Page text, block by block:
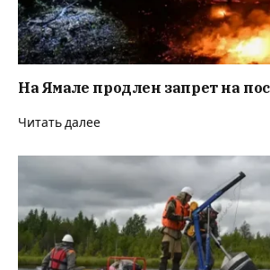
На Ямале продлен запрет на
Читать далее